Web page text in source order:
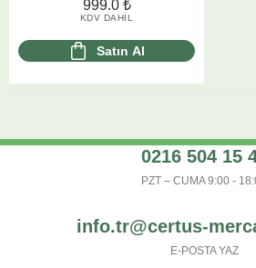
999.0 ₺
KDV DAHIL
Satın Al
0216 504 15
PZT – CUMA 9:00 -
info.tr@certus-
E-POSTA YAZ